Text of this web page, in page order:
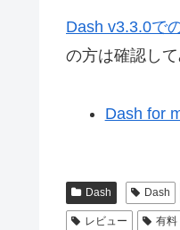
Dash v3.3.0で
の方は確認して
Dash for
Dash Dash
レビュー 有料